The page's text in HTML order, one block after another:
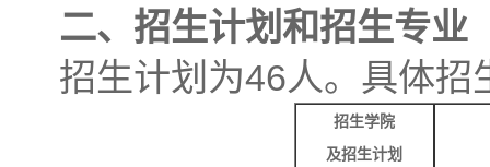
二、招生计划和招生专业
招生计划为46人。具体招
招生学院
及招生计划